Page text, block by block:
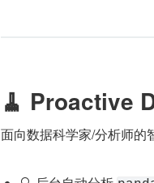
🧹 Proactive
面向数据科学家/分析师的